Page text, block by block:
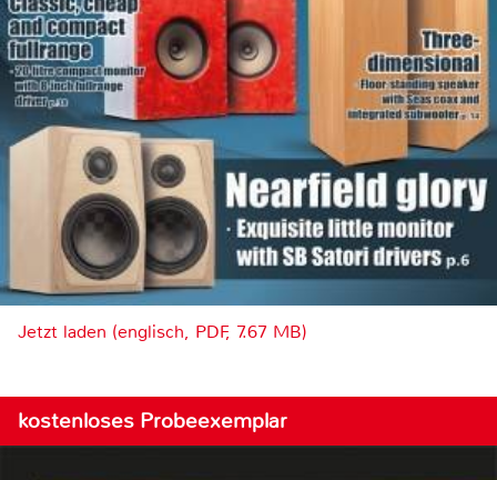
Jetzt laden (englisch, PDF, 7.67 MB)
kostenloses Probeexemplar